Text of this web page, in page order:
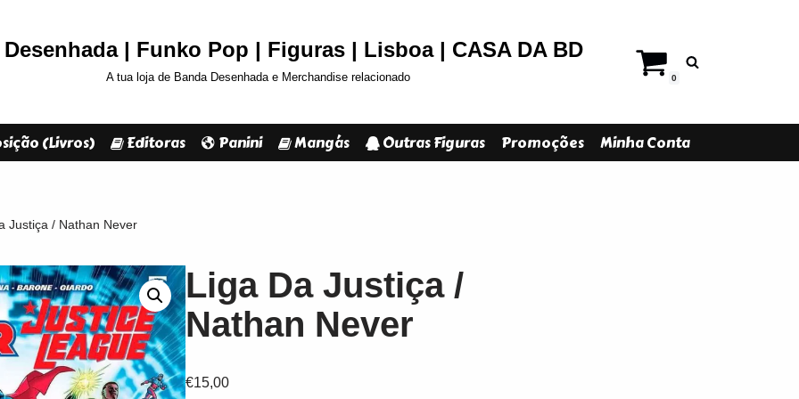
| Funko Pop | Figuras | Lisboa | CASA DA BD
A tua loja de Banda Desenhada e Merchandise relacionado 0
(Livros) Editoras Panini Mangás Outras Figuras Promoções Minha Conta
Justiça / Nathan Never
Liga Da Justiça /
Nathan Never
€15,00